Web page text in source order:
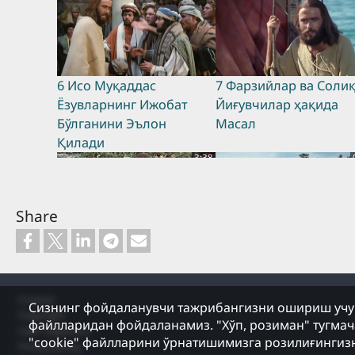
6 Исо Муқаддас
Ёзувларнинг Ижобат
Бўлганини Эълон
Қилади
7 Фарзийлар ва Солиқ
Йиғувчилар ҳақида
Масал
3:38
12 Тоғдаги Ваъз
Уларга Риоя Қилган
Одам Бахтлидир
0:55
Share
Footer
Contact
Copyright
Сайт Харитаси
Privacy policy
Сизнинг фойдаланувчи тажрибангизни ошириш
файлларидан фойдаланамиз. "Хўп, розиман"
"cookie" файлларини ўрнатишимизга